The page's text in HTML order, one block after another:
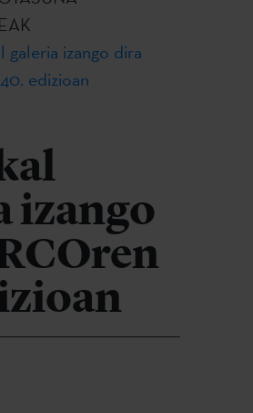
galeria izango dira
edizioan
izango